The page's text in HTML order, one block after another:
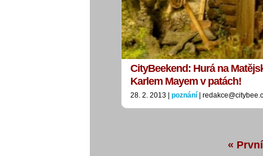
CityBeekend: Hurá na
Karlem Mayem v patách!
28. 2. 2013 | poznání |
« První